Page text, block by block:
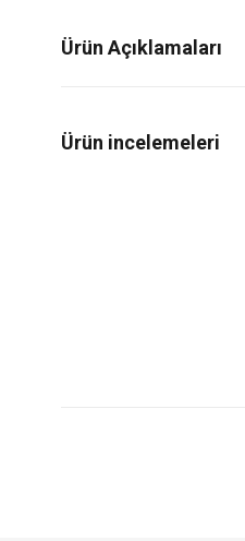
Ürün Açıklamaları